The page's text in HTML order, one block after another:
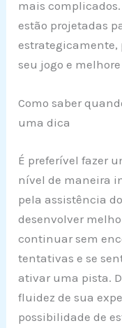
mais
estão projetadas
estrategicamente,
seu jogo e
Como saber
uma dica
É preferível fazer
nível de maneira
pela assistência
desenvolver
continuar sem
tentativas e se
ativar uma pista.
fluidez de sua
possibilidade de